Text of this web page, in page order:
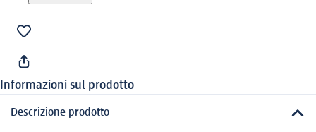
Informazioni sul prodotto
Descrizione prodotto